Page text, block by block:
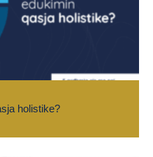
holistike?